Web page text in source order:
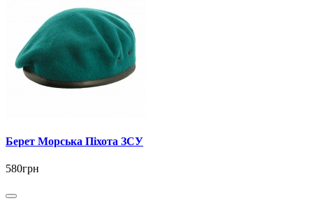
Берет Морська Піхота ЗСУ
580грн